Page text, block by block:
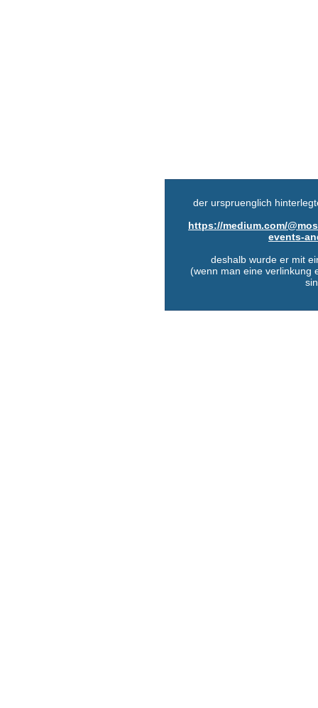
der urspruenglich
https://medium.com/
events-
deshalb wurde er mit
(wenn man eine verlinkung